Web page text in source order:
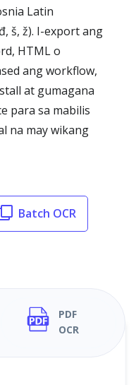
Latin
š, ž). I-export ang
HTML o
ang workflow,
at gumagana
para sa mabilis
na may wikang
Batch OCR
PDF
OCR